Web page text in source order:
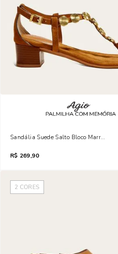
Sandália Suede Salto Bloco Marrom
R$ 269,90
2 CORES